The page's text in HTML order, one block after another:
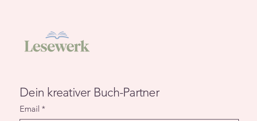
Dein kreativer Buch-Partner
Email *